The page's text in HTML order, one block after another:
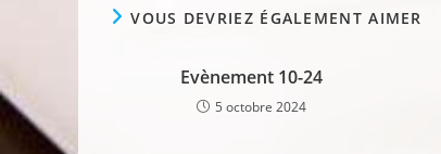
VOUS DEVRIEZ ÉGALEMENT AIMER
Evènement 10-24
5 octobre 2024